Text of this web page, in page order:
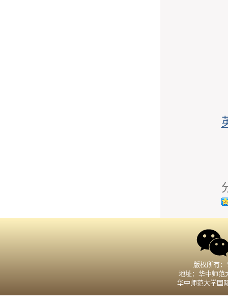
版权所有
地址：华中师范
华中师范大学国